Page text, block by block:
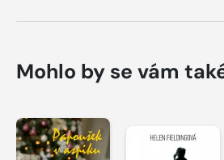
Mohlo by se vám